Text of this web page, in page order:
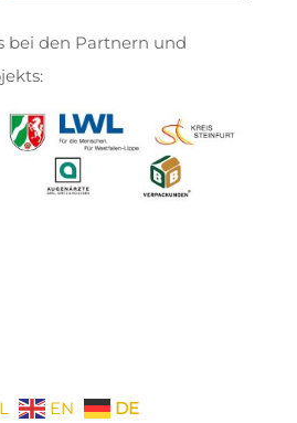
bei den Partnern und
EN DE